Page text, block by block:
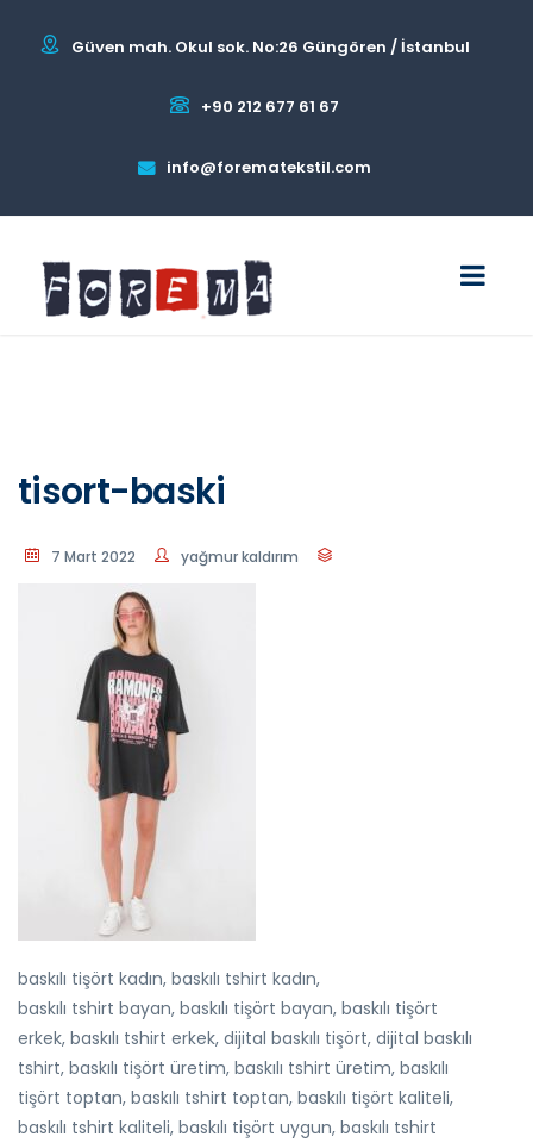
Güven mah. Okul sok. No:26 Güngören / İstanbul
+90 212 677 61 67
info@forematekstil.com
tisort-baski
7 Mart 2022 yağmur kaldırım
baskılı tişört kadın, baskılı tshirt kadın,
baskılı tshirt bayan, baskılı tişört bayan, baskılı tişört
erkek, baskılı tshirt erkek, dijital baskılı tişört, dijital baskılı
tshirt, baskılı tişört üretim, baskılı tshirt üretim, baskılı
tişört toptan, baskılı tshirt toptan, baskılı tişört kaliteli,
baskılı tshirt kaliteli, baskılı tişört uygun, baskılı tshirt